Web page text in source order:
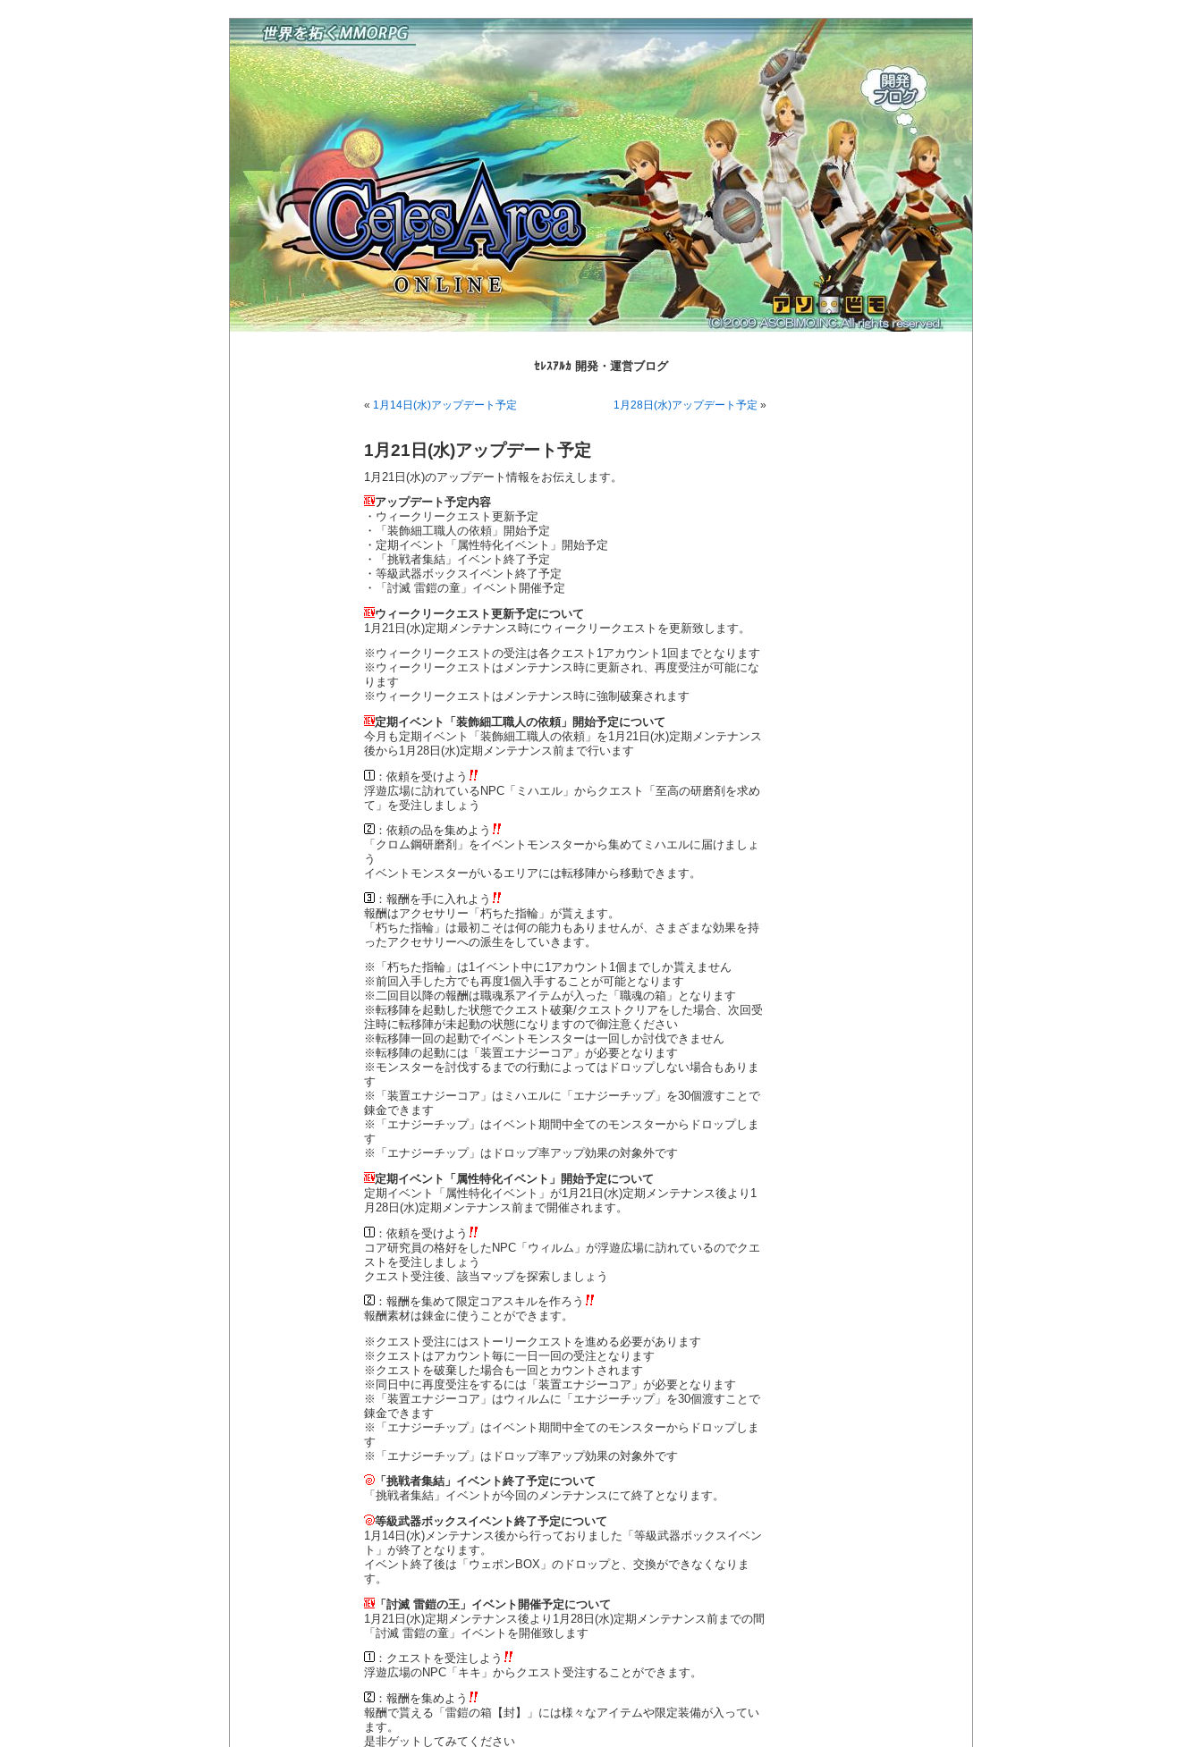
ｾﾚｽｱﾙｶ 開発・運営ブログ
« 1月14日(水)アップデート予定 1月28日(水)アップデート予定 »
1月21日(水)アップデート予定
1月21日(水)のアップデート情報をお伝えします。
アップデート予定内容
・ウィークリークエスト更新予定
・「装飾細工職人の依頼」開始予定
・定期イベント「属性特化イベント」開始予定
・「挑戦者集結」イベント終了予定
・等級武器ボックスイベント終了予定
・「討滅 雷鎧の童」イベント開催予定
ウィークリークエスト更新予定について
1月21日(水)定期メンテナンス時にウィークリークエストを更新致します。
※ウィークリークエストの受注は各クエスト1アカウント1回までとなります
※ウィークリークエストはメンテナンス時に更新され、再度受注が可能にな
ります
※ウィークリークエストはメンテナンス時に強制破棄されます
定期イベント「装飾細工職人の依頼」開始予定について
今月も定期イベント「装飾細工職人の依頼」を1月21日(水)定期メンテナンス
後から1月28日(水)定期メンテナンス前まで行います
：依頼を受けよう
浮遊広場に訪れているNPC「ミハエル」からクエスト「至高の研磨剤を求め
て」を受注しましょう
：依頼の品を集めよう
「クロム鋼研磨剤」をイベントモンスターから集めてミハエルに届けましょ
う
イベントモンスターがいるエリアには転移陣から移動できます。
：報酬を手に入れよう
報酬はアクセサリー「朽ちた指輪」が貰えます。
「朽ちた指輪」は最初こそは何の能力もありませんが、さまざまな効果を持
ったアクセサリーへの派生をしていきます。
※「朽ちた指輪」は1イベント中に1アカウント1個までしか貰えません
※前回入手した方でも再度1個入手することが可能となります
※二回目以降の報酬は職魂系アイテムが入った「職魂の箱」となります
※転移陣を起動した状態でクエスト破棄/クエストクリアをした場合、次回受
注時に転移陣が未起動の状態になりますので御注意ください
※転移陣一回の起動でイベントモンスターは一回しか討伐できません
※転移陣の起動には「装置エナジーコア」が必要となります
※モンスターを討伐するまでの行動によってはドロップしない場合もありま
す
※「装置エナジーコア」はミハエルに「エナジーチップ」を30個渡すことで
錬金できます
※「エナジーチップ」はイベント期間中全てのモンスターからドロップしま
す
※「エナジーチップ」はドロップ率アップ効果の対象外です
定期イベント「属性特化イベント」開始予定について
定期イベント「属性特化イベント」が1月21日(水)定期メンテナンス後より1
月28日(水)定期メンテナンス前まで開催されます。
：依頼を受けよう
コア研究員の格好をしたNPC「ウィルム」が浮遊広場に訪れているのでクエ
ストを受注しましょう
クエスト受注後、該当マップを探索しましょう
：報酬を集めて限定コアスキルを作ろう
報酬素材は錬金に使うことができます。
※クエスト受注にはストーリークエストを進める必要があります
※クエストはアカウント毎に一日一回の受注となります
※クエストを破棄した場合も一回とカウントされます
※同日中に再度受注をするには「装置エナジーコア」が必要となります
※「装置エナジーコア」はウィルムに「エナジーチップ」を30個渡すことで
錬金できます
※「エナジーチップ」はイベント期間中全てのモンスターからドロップしま
す
※「エナジーチップ」はドロップ率アップ効果の対象外です
「挑戦者集結」イベント終了予定について
「挑戦者集結」イベントが今回のメンテナンスにて終了となります。
等級武器ボックスイベント終了予定について
1月14日(水)メンテナンス後から行っておりました「等級武器ボックスイベン
ト」が終了となります。
イベント終了後は「ウェポンBOX」のドロップと、交換ができなくなりま
す。
「討滅 雷鎧の王」イベント開催予定について
1月21日(水)定期メンテナンス後より1月28日(水)定期メンテナンス前までの間
「討滅 雷鎧の童」イベントを開催致します
：クエストを受注しよう
浮遊広場のNPC「キキ」からクエスト受注することができます。
：報酬を集めよう
報酬で貰える「雷鎧の箱【封】」には様々なアイテムや限定装備が入ってい
ます。
是非ゲットしてみてください